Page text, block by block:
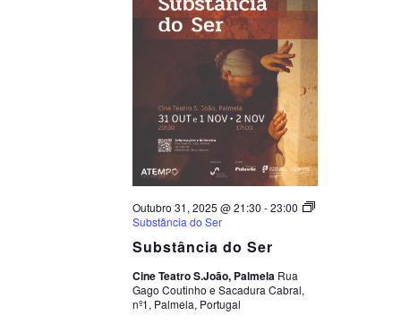
Substância do Ser
Outubro 31, 2025 @ 21:30 -23:00
Substância do Ser
Cine Teatro S.João, Palmela Rua
Gago Coutinho e Sacadura Cabral,
nº1, Palmela, Portugal